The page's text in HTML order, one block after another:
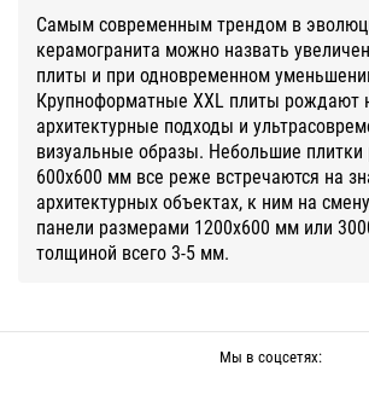
Самым современным трендом в
керамогранита можно назвать
плиты и при одновременном
Крупноформатные XXL плиты рождают
архитектурные подходы и
визуальные образы. Небольшие
600х600 мм все реже встречаются на
архитектурных объектах, к ним на
панели размерами 1200х600 мм или
толщиной всего 3-5 мм.
Мы в соцсетях: